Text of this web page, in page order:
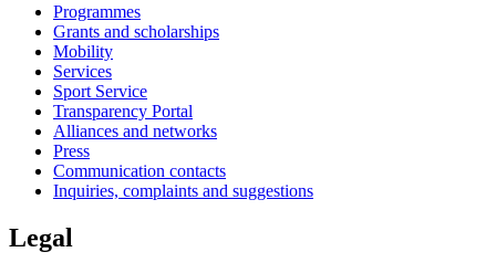
Programmes
Grants and scholarships
Mobility
Services
Sport Service
Transparency Portal
Alliances and networks
Press
Communication contacts
Inquiries, complaints and suggestions
Legal